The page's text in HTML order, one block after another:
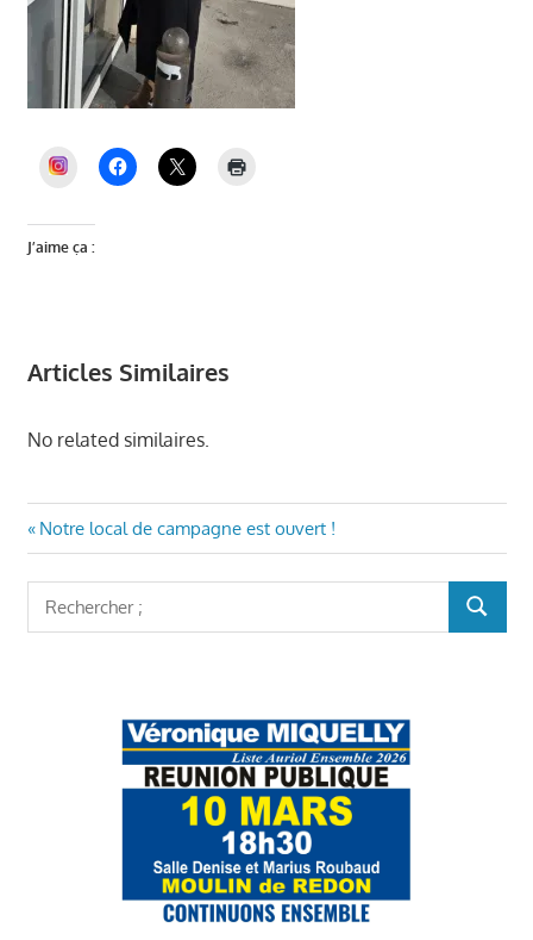
INSTAGRAM
J’aime ça :
Articles Similaires
No related similaires.
Navigation
de
l’article
Article
précédent
:
Notre local de campagne est ouvert !